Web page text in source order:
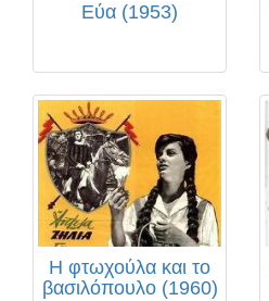
Εύα (1953)
Η φτωχούλα και το
βασιλόπουλο (1960)